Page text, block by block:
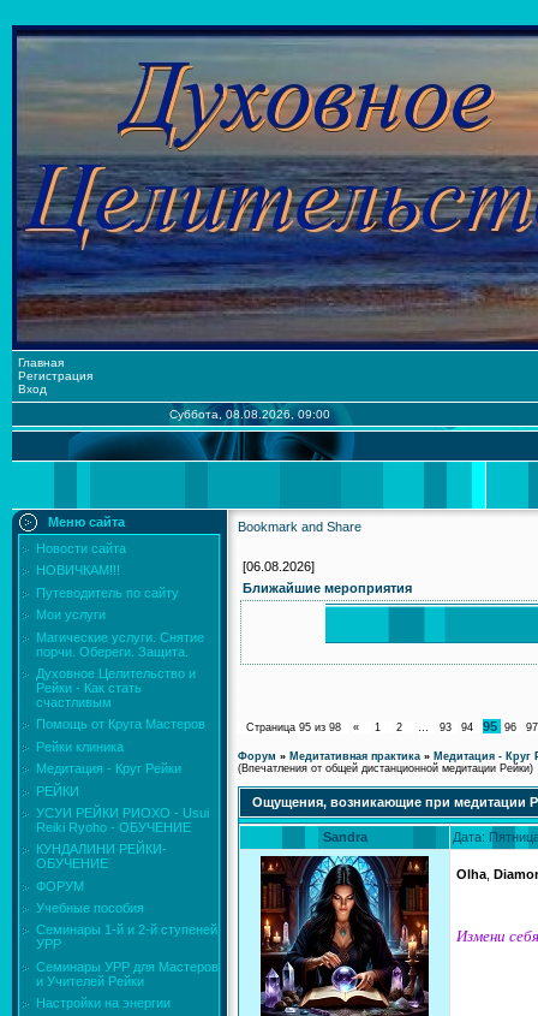
Главная
Регистрация
Вход
Суббота, 08.08.2026, 09:00
Меню сайта
Новости сайта
НОВИЧКАМ!!!
Путеводитель по сайту
Мои услуги
Магические услуги. Снятие
порчи. Обереги. Защита.
Духовное Целительство и
Рейки - Как стать
счастливым
Помощь от Круга Мастеров
Рейки клиника
Медитация - Круг Рейки
РЕЙКИ
УСУИ РЕЙКИ РИОХО - Usui
Reiki Ryoho - ОБУЧЕНИЕ
КУНДАЛИНИ РЕЙКИ-
ОБУЧЕНИЕ
ФОРУМ
Учебные пособия
Семинары 1-й и 2-й ступеней
УРР
Семинары УРР для Мастеров
и Учителей Рейки
Настройки на энергии
[06.08.2026]
Ближайшие мероприятия
Страница 95 из 98 « 1 2 … 93 94 95 96 97
Форум » Медитативная практика » Медитация - Круг
(Впечатления от общей дистанционной медитации Рейки)
Ощущения, возникающие при медитации
Sandra Дата:
Olha
Измени